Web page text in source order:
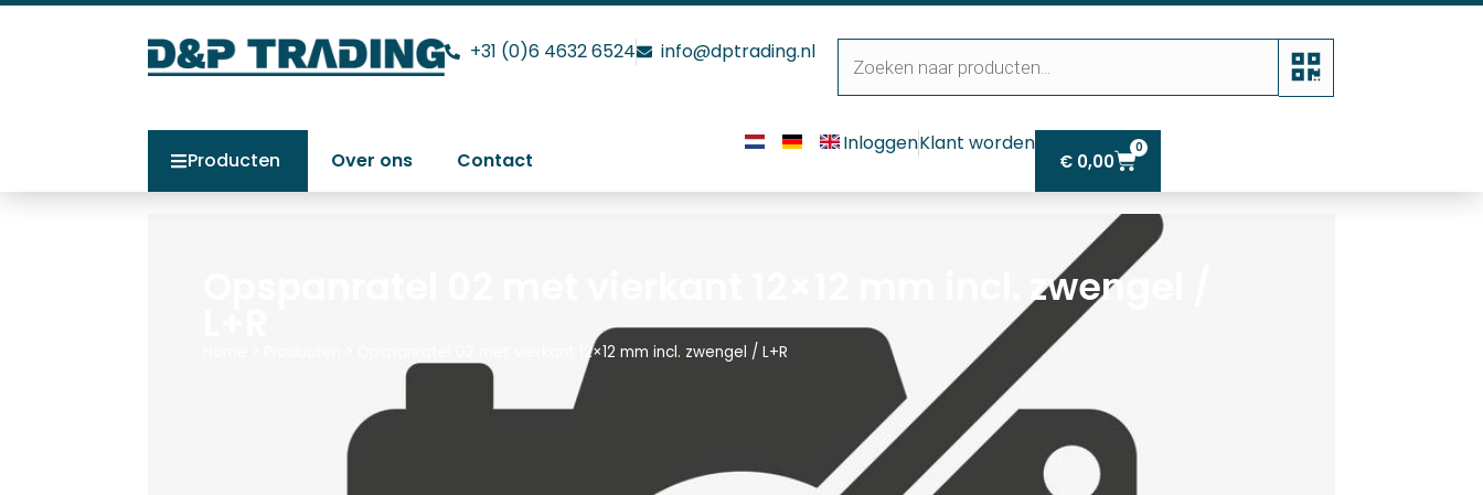
+31 (0)6 4632 6524 info@dptrading.nl
Producten Over ons Contact
InloggenKlant worden
€ 0,00
0
Opspanratel 02 met vierkant 12×12 mm incl. zwengel /
Opspanratel 02 met vierkant 12×12 mm incl. zwengel / L+R